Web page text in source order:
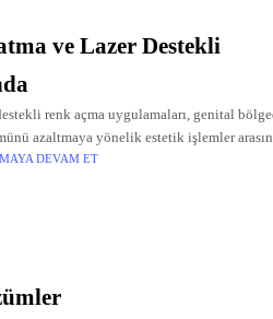
ve Lazer Destekli
renk açma uygulamaları, genital
azaltmaya yönelik estetik işlemler
renk değişiminin nedeni, hormonal
DEVAM ET